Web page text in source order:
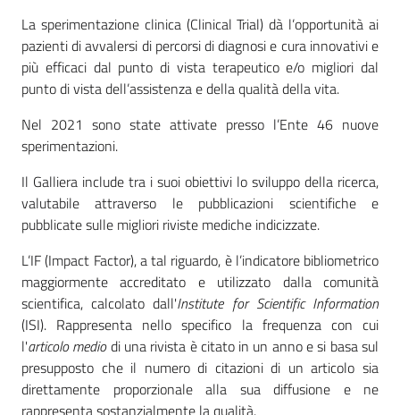
Seguici
su
La sperimentazione clinica (Clinical Trial) dà l’opportunità ai
pazienti di avvalersi di percorsi di diagnosi e cura innovativi e
più efficaci dal punto di vista terapeutico e/o migliori dal
punto di vista dell’assistenza e della qualità della vita.
Nel 2021 sono state attivate presso l’Ente 46 nuove
sperimentazioni.
Il Galliera include tra i suoi obiettivi lo sviluppo della ricerca,
valutabile attraverso le pubblicazioni scientifiche e
pubblicate sulle migliori riviste mediche indicizzate.
L’IF (Impact Factor), a tal riguardo, è l’indicatore bibliometrico
maggiormente accreditato e utilizzato dalla comunità
scientifica, calcolato dall'Institute for Scientific Information
(ISI). Rappresenta nello specifico la frequenza con cui
l'articolo mediodi una rivista è citato in un anno e si basa sul
presupposto che il numero di citazioni di un articolo sia
direttamente proporzionale alla sua diffusione e ne
rappresenta sostanzialmente la qualità.